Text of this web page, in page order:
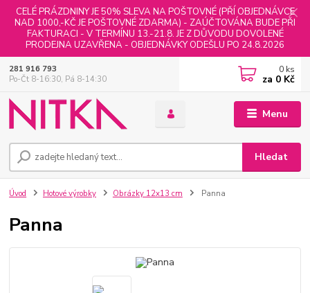
CELÉ PRÁZDNINY JE 50% SLEVA NA POŠTOVNÉ (PŘÍ OBJEDNÁVCE
NAD 1000,-KČ JE POŠTOVNÉ ZDARMA) - ZAÚČTOVÁNA BUDE PŘI
FAKTURACI - V TERMÍNU 13.-21.8. JE Z DŮVODU DOVOLENÉ
PRODEJNA UZAVŘENA - OBJEDNÁVKY ODEŠLU PO 24.8.2026
Menu
Hledat
281 916 793
Po-Čt 8-16:30, Pá 8-14:30
0 ks
za 0 Kč
Úvod Hotové výrobky Obrázky 12x13 cm Panna
Panna